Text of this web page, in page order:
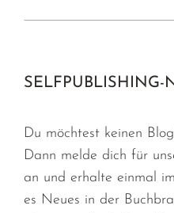
SELFPUBLISHING-
Du möchtest keinen
Dann melde dich für
an und erhalte einmal
es Neues in der